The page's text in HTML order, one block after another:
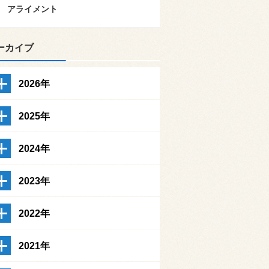
アライメント
カイブ
2026年
2025年
2024年
2023年
2022年
2021年